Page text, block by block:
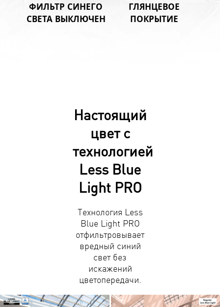
ФИЛЬТР СИНЕГО
СВЕТА ВЫКЛЮЧЕН
ГЛЯНЦЕВОЕ
ПОКРЫТИЕ
Настоящий
цвет с
технологией
Less Blue
Light PRO
Технология Less
Blue Light PRO
отфильтровывает
вредный синий
свет без
искажений
цветопередачи.